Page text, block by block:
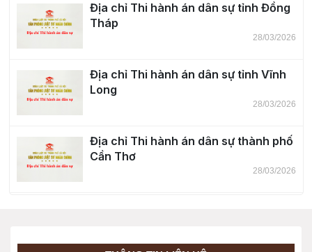
Địa chỉ Thi hành án dân sự tỉnh Đồng
Tháp
28/03/2026
Địa chỉ Thi hành án dân sự tỉnh Vĩnh
Long
28/03/2026
Địa chỉ Thi hành án dân sự thành phố
Cần Thơ
28/03/2026